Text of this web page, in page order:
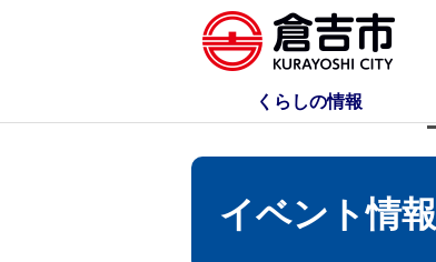
くらしの情報
イベント情報